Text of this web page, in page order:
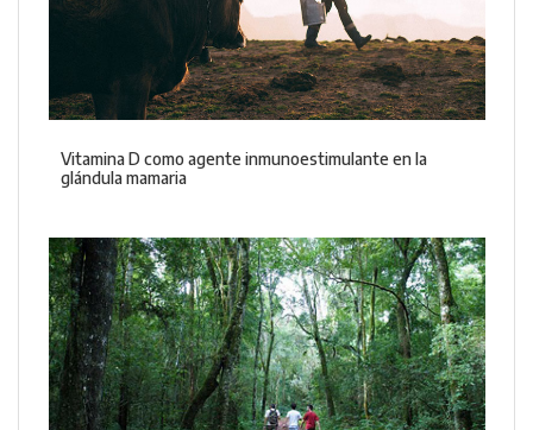
Vitamina D como agente inmunoestimulante en la
glándula mamaria